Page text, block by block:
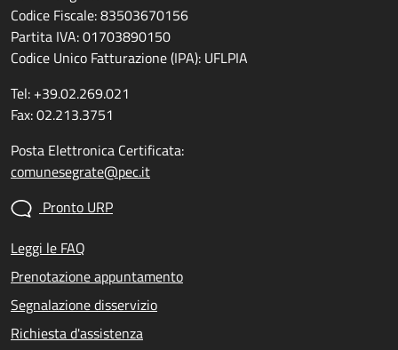
Codice Fiscale: 83503670156
Partita IVA: 01703890150
Codice Unico Fatturazione (IPA): UFLPIA
Tel: +39.02.269.021
Fax: 02.213.3751
Posta Elettronica Certificata:
comunesegrate@pec.it
Pronto URP
Leggi le FAQ
Prenotazione appuntamento
Segnalazione disservizio
Richiesta d'assistenza